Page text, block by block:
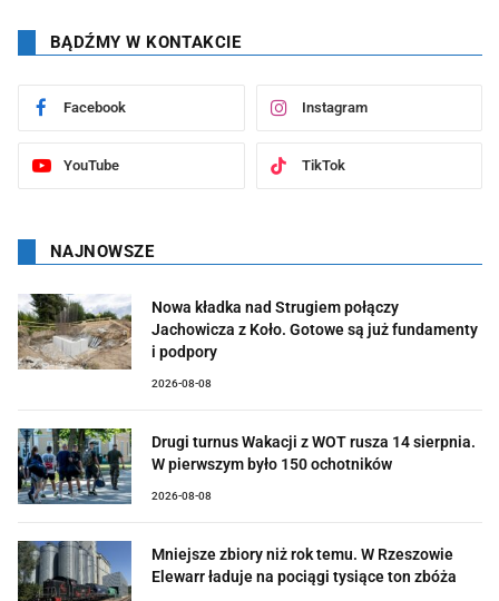
BĄDŹMY W KONTAKCIE
Facebook Instagram
YouTube TikTok
NAJNOWSZE
Nowa kładka nad Strugiem połączy
Jachowicza z Koło. Gotowe są już fundamenty
i podpory
2026-08-08
Drugi turnus Wakacji z WOT rusza 14 sierpnia.
W pierwszym było 150 ochotników
2026-08-08
Mniejsze zbiory niż rok temu. W Rzeszowie
Elewarr ładuje na pociągi tysiące ton zbóża